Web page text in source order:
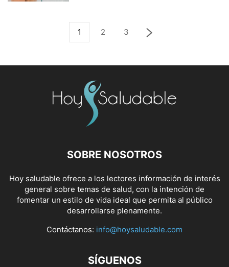
1 2 3
SOBRE NOSOTROS
Hoy saludable ofrece a los lectores información de interés
general sobre temas de salud, con la intención de
fomentar un estilo de vida ideal que permita al público
desarrollarse plenamente.
Contáctanos: info@hoysaludable.com
SÍGUENOS